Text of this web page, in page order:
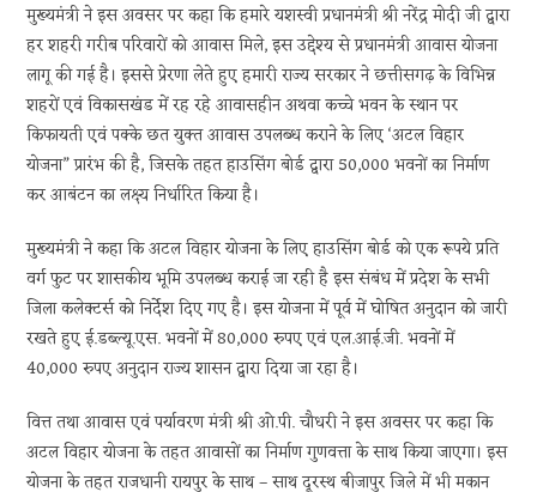
मुख्यमंत्री ने इस अवसर पर कहा कि हमारे यशस्वी प्रधानमंत्री श्री नरेंद्र मोदी जी द्वारा
हर शहरी गरीब परिवारों को आवास मिले, इस उद्देश्य से प्रधानमंत्री आवास योजना
लागू की गई है। इससे प्रेरणा लेते हुए हमारी राज्य सरकार ने छत्तीसगढ़ के विभिन्न
शहरों एवं विकासखंड में रह रहे आवासहीन अथवा कच्चे भवन के स्थान पर
किफायती एवं पक्के छत युक्त आवास उपलब्ध कराने के लिए ‘अटल विहार
योजना” प्रारंभ की है, जिसके तहत हाउसिंग बोर्ड द्वारा 50,000 भवनों का निर्माण
कर आबंटन का लक्ष्य निर्धारित किया है।
मुख्यमंत्री ने कहा कि अटल विहार योजना के लिए हाउसिंग बोर्ड को एक रूपये प्रति
वर्ग फुट पर शासकीय भूमि उपलब्ध कराई जा रही है इस संबंध में प्रदेश के सभी
जिला कलेक्टर्स को निर्देश दिए गए है। इस योजना में पूर्व में घोषित अनुदान को जारी
रखते हुए ई.डब्ल्यू.एस. भवनों में 80,000 रुपए एवं एल.आई.जी. भवनों में
40,000 रुपए अनुदान राज्य शासन द्वारा दिया जा रहा है।
वित्त तथा आवास एवं पर्यावरण मंत्री श्री ओ.पी. चौधरी ने इस अवसर पर कहा कि
अटल विहार योजना के तहत आवासों का निर्माण गुणवत्ता के साथ किया जाएगा। इस
योजना के तहत राजधानी रायपुर के साथ – साथ दूरस्थ बीजापुर जिले में भी मकान